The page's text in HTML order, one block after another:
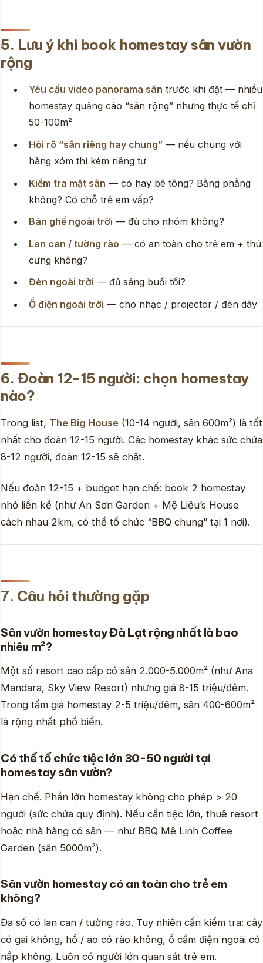
5. Lưu ý khi book homestay sân vườn
rộng
Yêu cầu video panorama sân trước khi đặt — nhiều
homestay quảng cáo “sân rộng” nhưng thực tế chỉ
50-100m²
Hỏi rõ “sân riêng hay chung” — nếu chung với
hàng xóm thì kém riêng tư
Kiểm tra mặt sân — cỏ hay bê tông? Bằng phẳng
không? Có chỗ trẻ em vấp?
Bàn ghế ngoài trời — đủ cho nhóm không?
Lan can / tường rào — có an toàn cho trẻ em + thú
cưng không?
Đèn ngoài trời — đủ sáng buổi tối?
Ổ điện ngoài trời — cho nhạc / projector / đèn dây
6. Đoàn 12-15 người: chọn homestay
nào?
Trong list, The Big House (10-14 người, sân 600m²) là tốt
nhất cho đoàn 12-15 người. Các homestay khác sức chứa
8-12 người, đoàn 12-15 sẽ chật.
Nếu đoàn 12-15 + budget hạn chế: book 2 homestay
nhỏ liền kề (như An Sơn Garden + Mệ Liệu’s House
cách nhau 2km, có thể tổ chức “BBQ chung” tại 1 nơi).
7. Câu hỏi thường gặp
Sân vườn homestay Đà Lạt rộng nhất là bao
nhiêu m²?
Một số resort cao cấp có sân 2.000-5.000m² (như Ana
Mandara, Sky View Resort) nhưng giá 8-15 triệu/đêm.
Trong tầm giá homestay 2-5 triệu/đêm, sân 400-600m²
là rộng nhất phổ biến.
Có thể tổ chức tiệc lớn 30-50 người tại
homestay sân vườn?
Hạn chế. Phần lớn homestay không cho phép > 20
người (sức chứa quy định). Nếu cần tiệc lớn, thuê resort
hoặc nhà hàng có sân — như BBQ Mê Linh Coffee
Garden (sân 5000m²).
Sân vườn homestay có an toàn cho trẻ em
không?
Đa số có lan can / tường rào. Tuy nhiên cần kiểm tra: cây
có gai không, hồ / ao có rào không, ổ cắm điện ngoài có
nắp không. Luôn có người lớn quan sát trẻ em.